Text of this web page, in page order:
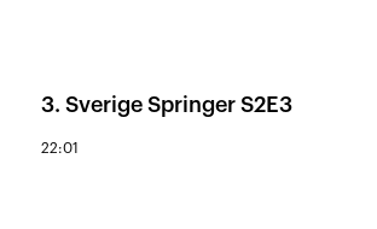
3. Sverige Springer S2E3
22:01